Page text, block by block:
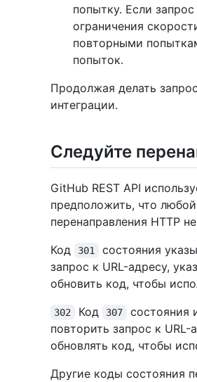
попытку. Если
ограничения
повторными
попыток.
Продолжая делать
интеграции.
Следуйте
GitHub REST API
предположить, что
перенаправления HTTP
Код
301
состояния
запрос к URL-адресу,
обновить код, чтобы
302 Код 307
состояния
повторить запрос к URL-
обновлять код, чтобы
Другие коды состояния